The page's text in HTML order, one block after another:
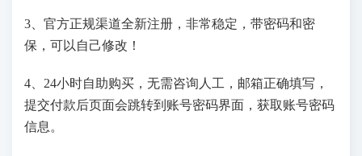
3、官方正规渠道全新注册，非常稳定，带密码和密
保，可以自己修改！
4、24小时自助购买，无需咨询人工，邮箱正确填写，
提交付款后页面会跳转到账号密码界面，获取账号密码
信息。